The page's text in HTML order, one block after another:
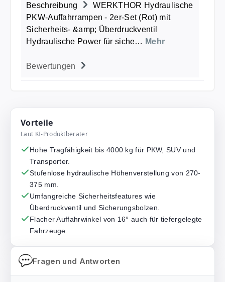
Beschreibung
WERKTHOR Hydraulische
PKW-Auffahrrampen - 2er-Set (Rot) mit
Sicherheits- &amp; Überdruckventil
Hydraulische Power für siche… Mehr
Bewertungen
Vorteile
Laut KI-Produktberater
Hohe Tragfähigkeit bis 4000 kg für PKW, SUV und
Transporter.
Stufenlose hydraulische Höhenverstellung von 270-
375 mm.
Umfangreiche Sicherheitsfeatures wie
Überdruckventil und Sicherungsbolzen.
Flacher Auffahrwinkel von 16° auch für tiefergelegte
Fahrzeuge.
Fragen und Antworten